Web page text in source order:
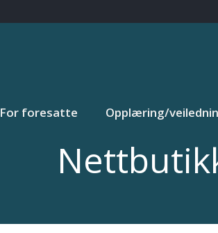
For foresatte Opplæring/